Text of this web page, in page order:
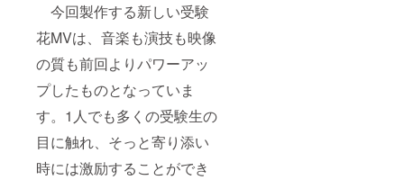
今回製作する新しい受験
花MVは、音楽も演技も映像
の質も前回よりパワーアッ
プしたものとなっていま
す。1人でも多くの受験生の
目に触れ、そっと寄り添い
時には激励することができ